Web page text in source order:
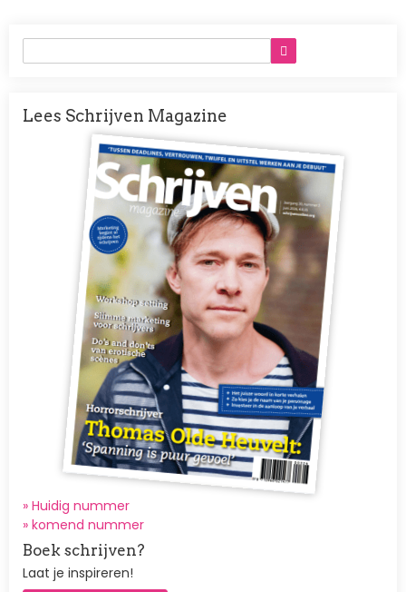
Lees Schrijven Magazine
Afbeelding
» Huidig nummer
» komend nummer
Boek schrijven?
Laat je inspireren!